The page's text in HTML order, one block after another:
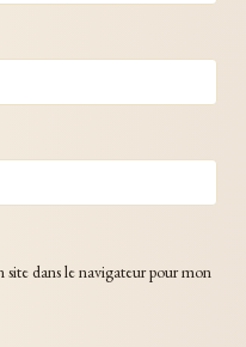
dans le navigateur pour mon